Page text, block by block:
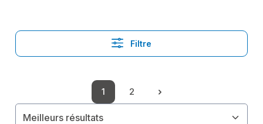
Filtre
Page
1
Page
2